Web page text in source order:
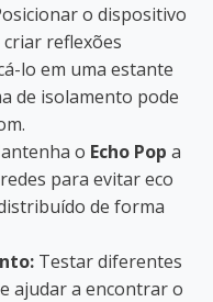
o dispositivo
reflexões
lo em uma estante
de isolamento pode
o Echo Pop a
para evitar eco
de forma
Testar diferentes
ajudar a encontrar o